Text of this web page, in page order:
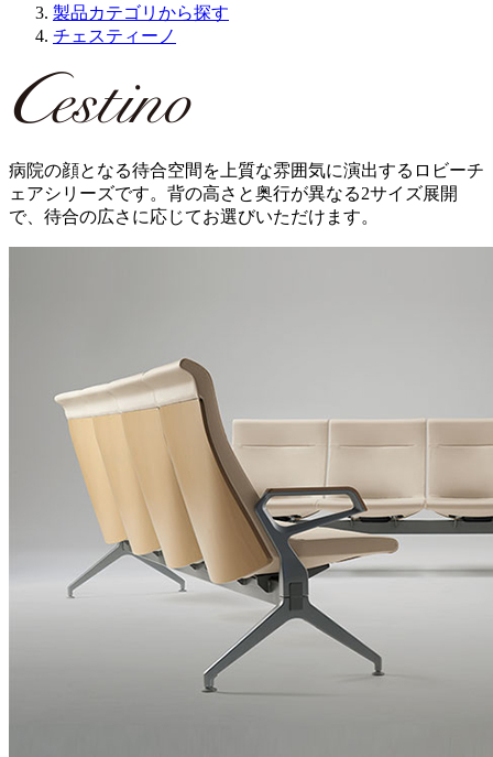
製品カテゴリから探す
チェスティーノ
病院の顔となる待合空間を上質な雰囲気に演出するロビーチ
ェアシリーズです。背の高さと奥行が異なる2サイズ展開
で、待合の広さに応じてお選びいただけます。